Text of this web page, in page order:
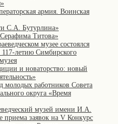
армия. Воинская
С.А. Бутурлина»
Титова»
музее состоялся
летию Симбирского
и новаторство: новый
молодых работников Совета
округа «Время
музей имени И.А.
приема заявок на V Конкурс